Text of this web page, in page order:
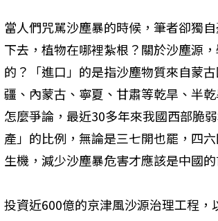
當人們咒駡沙塵暴的時候，筆者卻獨
下去，植物在哪裡紮根？關於沙塵源
的？「進口」的是指沙塵物質來自蒙
疆、內蒙古、寧夏、甘肅等乾旱、半
怎麼爭論，最近30多年來我國西部脆
產」的比例，無論是三七開也罷，四
生機，減少沙塵暴危害才應該是中國的
投資近600億的京津風沙源治理工程